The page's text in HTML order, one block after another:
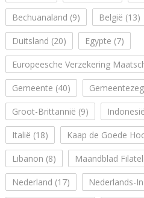
Bechuanaland (9) België (13)
Duitsland (20) Egypte (7)
Europeesche Verzekering
Gemeente (40)
Groot-Brittannië (9) Indonesië
Italië (18) Kaap de Goede
Libanon (8) Maandblad
Nederland (17) Nederlands-